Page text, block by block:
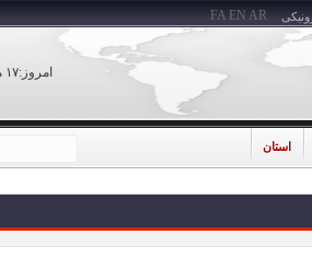
امروز:۱۷ مرداد ۰۵
FA EN AR
استان